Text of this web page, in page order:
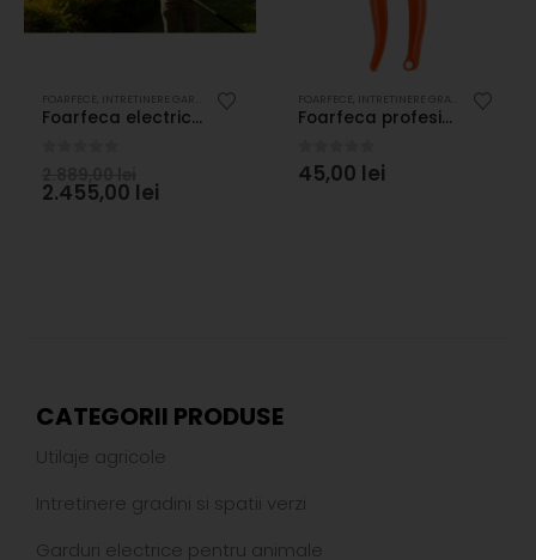
PASUNI SI PADURI UTILAJE AGRICOLE
FOARFECE INTRETINERE GARD VIU , INTRETINERE GRADINI SI SPATII VERZI INTRETINERE
Foarfeca electrica Magma E-35 TP cu maner telescopic 140-250 cm
2.455,00 lei
FOARFECE INTRETINERE GRADINI SI SPATII VERZI
Foarfeca profesionala pentru recoltat, din otel inoxidabil, 19 cm
0 out of 5
45,00 lei
CATEGORII PRODUSE
Utilaje agricole
Intretinere gradini si spatii verzi
Garduri electrice pentru animale